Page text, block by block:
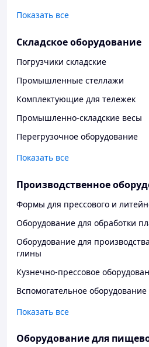
Показать все
Складское оборудование
Погрузчики складские
Промышленные стеллажи
Комплектующие для тележек
Промышленно-складские весы
Перегрузочное оборудование
Показать все
Производственное
Формы для прессового и
Оборудование для обработки
Оборудование для
глины
Кузнечно-прессовое
Вспомогательное оборудование
Показать все
Оборудование для